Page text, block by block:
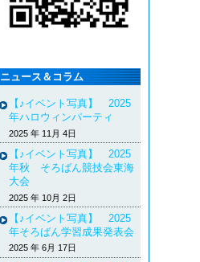
ニュース＆コラム
【♪イベント写真】 2025
年ハロウィンパーティ
2025 年 11月 4日
【♪イベント写真】 2025
年秋 そろばん競技会東海
大会
2025 年 10月 2日
【♪イベント写真】 2025
年そろばん学習成果発表会
2025 年 6月 17日